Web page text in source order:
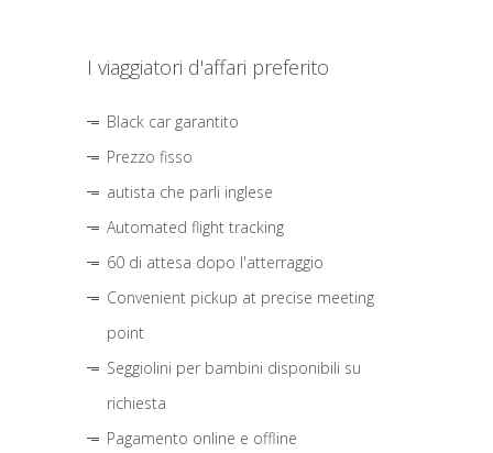
I viaggiatori d'affari preferito
Black car garantito
Prezzo fisso
autista che parli inglese
Automated flight tracking
60 di attesa dopo l'atterraggio
Convenient pickup at precise meeting
point
Seggiolini per bambini disponibili su
richiesta
Pagamento online e offline